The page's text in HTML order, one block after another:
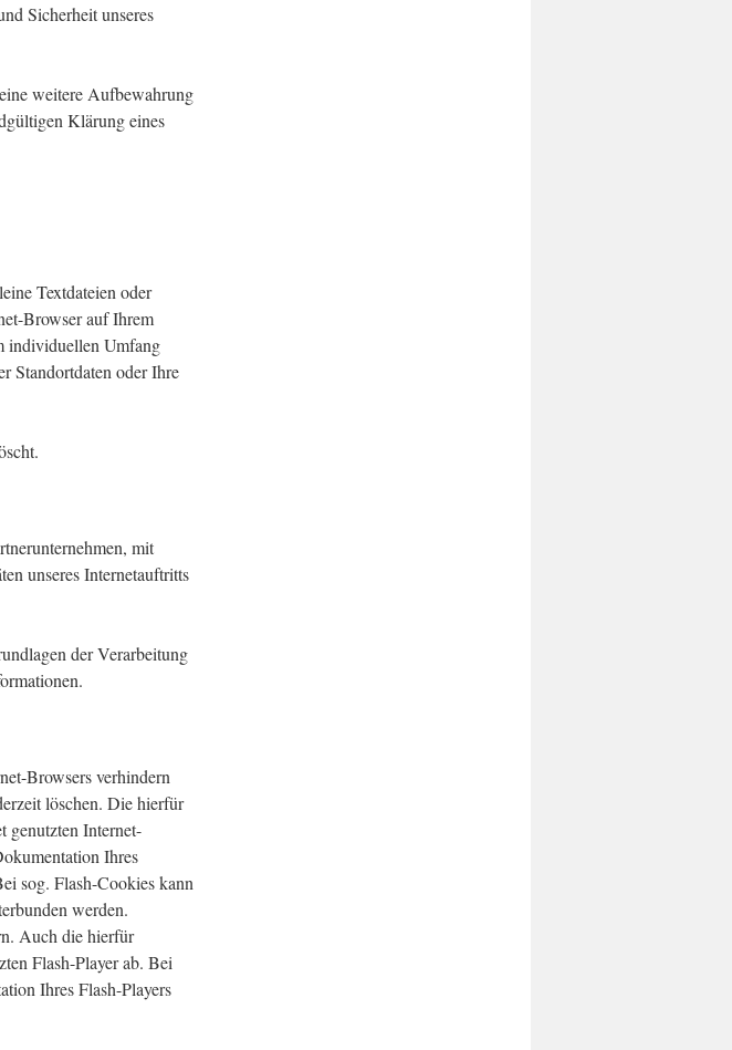
Sicherheit unseres
weitere Aufbewahrung
Klärung eines
Textdateien oder
Browser auf Ihrem
individuellen Umfang
Standortdaten oder Ihre
mit
unseres Internetauftritts
der Verarbeitung
Browsers verhindern
löschen. Die hierfür
genutzten Internet-
Ihres
sog. Flash-Cookies kann
werden.
Auch die hierfür
Flash-Player ab. Bei
Ihres Flash-Players